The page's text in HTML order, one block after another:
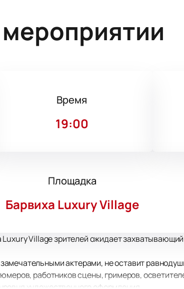
Время
19:00
Площадка
Барвиха Luxury Village
Village зрителей ожидает
актерами, не оставит
работников сцены, гримеров,